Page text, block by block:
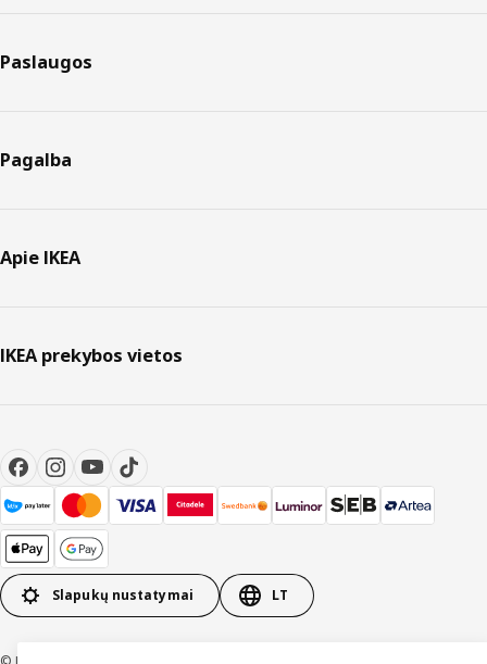
Paslaugos
Pagalba
Apie IKEA
IKEA prekybos vietos
Slapukų nustatymai LT